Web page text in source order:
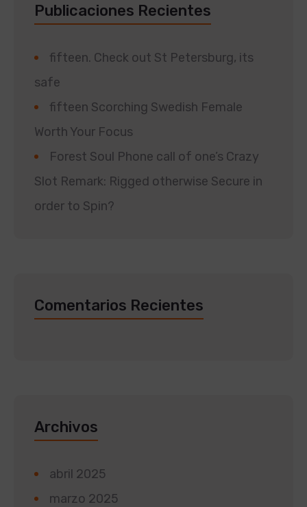
Publicaciones Recientes
fifteen. Check out St Petersburg, its
safe
fifteen Scorching Swedish Female
Worth Your Focus
Forest Soul Phone call of one’s Crazy
Slot Remark: Rigged otherwise Secure in
order to Spin?
Comentarios Recientes
Archivos
abril 2025
marzo 2025